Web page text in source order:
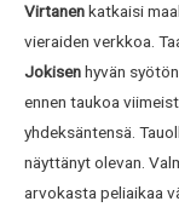
Virtanenkatkaisi
vieraiden verkkoa.
Jokisenhyvän
ennen taukoa
yhdeksäntensä.
näyttänyt olevan.
arvokasta peliaikaa